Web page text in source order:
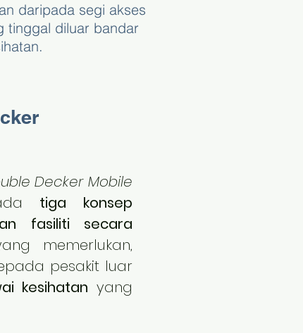
daripada segi akses
tinggal diluar bandar
Decker Mobile
tiga konsep
fasiliti secara
memerlukan,
pesakit luar
kesihatan yang